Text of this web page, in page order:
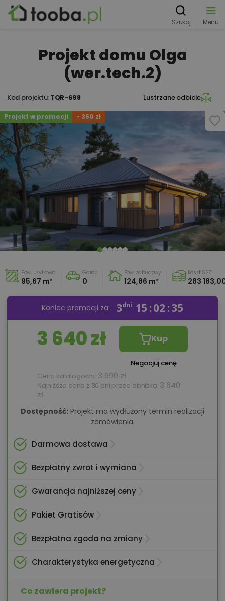
Szukaj Menu
Projekt domu Olga
(wer.tech.2)
Kod projektu: TQR-698 Lustrzane odbicie
Projekt w promocji - 350 zł
Pow. użytkowa
95,67 m²
Garaż
0
Pow. zabudowy
124,86 m²
Koszt SSZ
283
Koniec promocji za: 3dni 15 02 34
3 640 zł Kup
Negocjuj cenę
Cena katalogowa: 3 990 zł
Najniższa cena z 30 dni przed obniżką: 3 640
zł
Dostępność: Projekt ma wydłużony termin realizacji
zamówienia.
Darmowa dostawa
Bezpłatny zwrot i wymiana
Gwarancja najniższej ceny
Pakiet Gratisów
Bezpłatna zgoda na zmiany
Charakterystyka energetyczna
Co zawiera projekt?